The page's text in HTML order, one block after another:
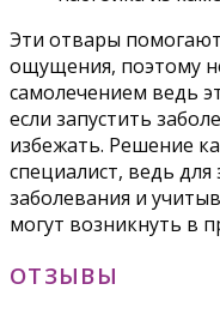
Эти отвары
ощущения, поэтому
самолечением ведь
если запустить
избежать. Решение
специалист, ведь для
заболевания и
могут возникнуть в
ОТЗЫВЫ